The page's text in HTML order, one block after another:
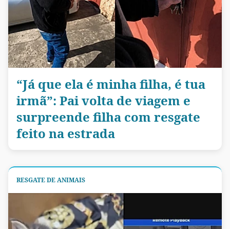
“Já que ela é minha filha, é tua
irmã”: Pai volta de viagem e
surpreende filha com resgate
feito na estrada
RESGATE DE ANIMAIS